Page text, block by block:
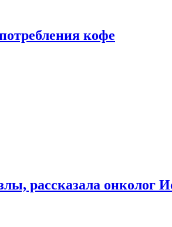
кофе
рассказала онколог